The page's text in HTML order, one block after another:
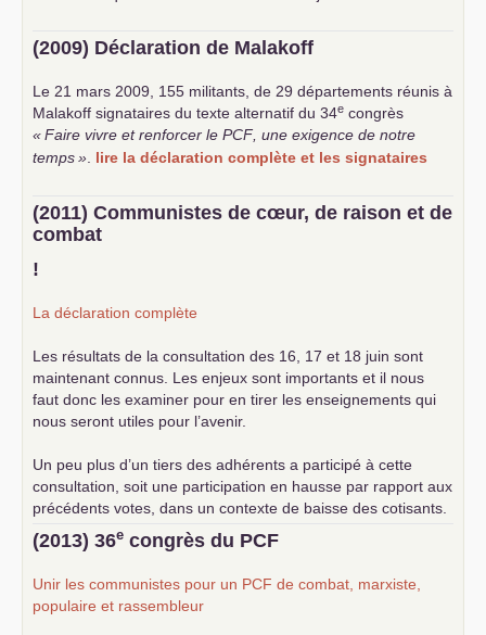
(2009) Déclaration de Malakoff
Le 21 mars 2009, 155 militants, de 29 départements réunis à
Malakoff signataires du texte alternatif du 34e congrès
«Faire vivre et renforcer le PCF , une exigence de notre
temps» lire la déclaration complète et les signataires
(2011) Communistes de cœur, de raison et de
combat
!
La déclaration complète
Les résultats de la consultation des 16, 17 et 18 juin sont
maintenant connus. Les enjeux sont importants et il nous
faut donc les examiner pour en tirer les enseignements qui
nous seront utiles pour l’avenir.
Un peu plus d’un tiers des adhérents a participé à cette
consultation, soit une participation en hausse par rapport aux
précédents votes, dans un contexte de baisse des cotisants.
... lire la suite
(2013) 36e congrès du PCF
Unir les communistes pour un PCF de combat, marxiste,
populaire et rassembleur